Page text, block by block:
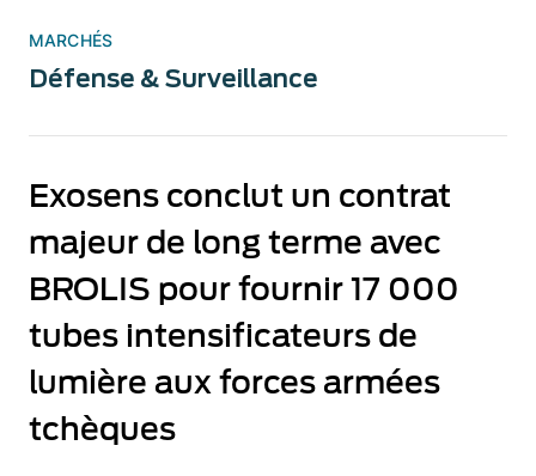
MARCHÉS
Défense & Surveillance
Exosens conclut un contrat
majeur de long terme avec
BROLIS pour fournir 17 000
tubes intensificateurs de
lumière aux forces armées
tchèques